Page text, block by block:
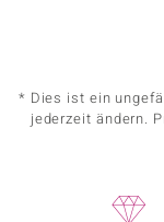
* Dies ist ein
jederzeit ändern.